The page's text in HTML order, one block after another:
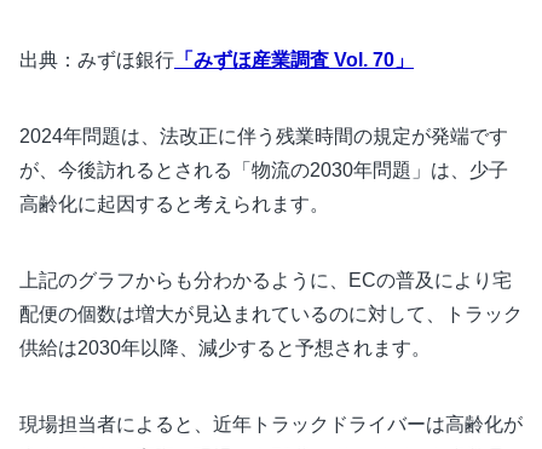
出典：みずほ銀行 「みずほ産業調査 Vol. 70」
2024年問題は、法改正に伴う残業時間の規定が発端です
が、今後訪れるとされる「物流の2030年問題」は、少子
高齢化に起因すると考えられます。
上記のグラフからも分わかるように、ECの普及により宅
配便の個数は増大が見込まれているのに対して、トラック
供給は2030年以降、減少すると予想されます。
現場担当者によると、近年トラックドライバーは高齢化が